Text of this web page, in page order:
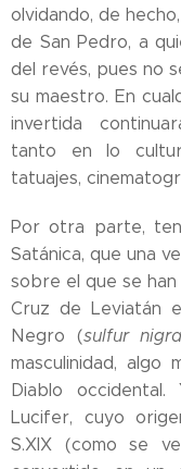
olvidando, de
de San Pedro, a
del revés, pues no
su maestro. En
invertida
tanto en lo
tatuajes,
Por otra parte,
Satánica, que una
sobre el que se
Cruz de Leviatán
Negro (sulfur nigra
masculinidad, algo
Diablo
Lucifer, cuyo
S.XIX (como se